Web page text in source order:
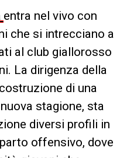
entra nel vivo con
che si intrecciano a
al club giallorosso
La dirigenza della
di una
stagione, sta
diversi profili in
offensivo, dove